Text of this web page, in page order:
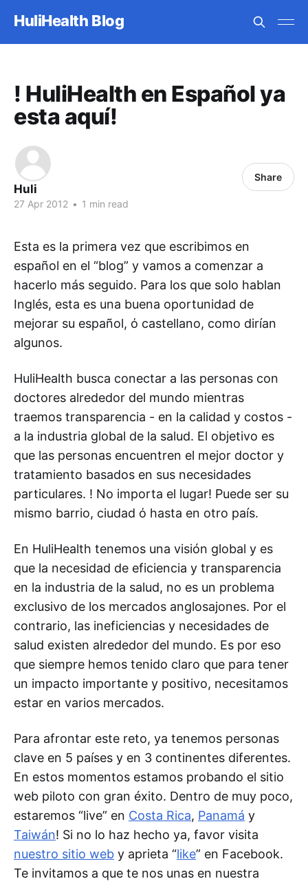
HuliHealth Blog
! HuliHealth en Español ya
esta aquí!
Huli
27 Apr 2012 • 1 min read
Share
Esta es la primera vez que escribimos en
español en el “blog” y vamos a comenzar a
hacerlo más seguido. Para los que solo hablan
Inglés, esta es una buena oportunidad de
mejorar su español, ό castellano, como dirían
algunos.
HuliHealth busca conectar a las personas con
doctores alrededor del mundo mientras
traemos transparencia - en la calidad y costos -
a la industria global de la salud. El objetivo es
que las personas encuentren el mejor doctor y
tratamiento basados en sus necesidades
particulares. ! No importa el lugar! Puede ser su
mismo barrio, ciudad ό hasta en otro país.
En HuliHealth tenemos una visión global y es
que la necesidad de eficiencia y transparencia
en la industria de la salud, no es un problema
exclusivo de los mercados anglosajones. Por el
contrario, las ineficiencias y necesidades de
salud existen alrededor del mundo. Es por eso
que siempre hemos tenido claro que para tener
un impacto importante y positivo, necesitamos
estar en varios mercados.
Para afrontar este reto, ya tenemos personas
clave en 5 países y en 3 continentes diferentes.
En estos momentos estamos probando el sitio
web piloto con gran éxito. Dentro de muy poco,
estaremos “live” en Costa Rica, Panamá y
Taiwán! Si no lo haz hecho ya, favor visita
nuestro sitio web y aprieta “like” en Facebook.
Te invitamos a que te nos unas en nuestra